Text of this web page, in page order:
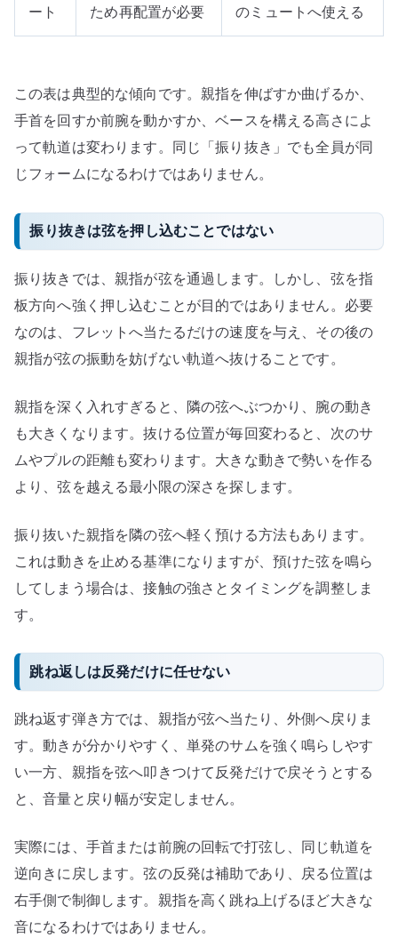
ート ため再配置が必要 のミュートへ使える
この表は典型的な傾向です。親指を伸ばすか曲げるか、
手首を回すか前腕を動かすか、ベースを構える高さによ
って軌道は変わります。同じ「振り抜き」でも全員が同
じフォームになるわけではありません。
振り抜きは弦を押し込むことではない
振り抜きでは、親指が弦を通過します。しかし、弦を指
板方向へ強く押し込むことが目的ではありません。必要
なのは、フレットへ当たるだけの速度を与え、その後の
親指が弦の振動を妨げない軌道へ抜けることです。
親指を深く入れすぎると、隣の弦へぶつかり、腕の動き
も大きくなります。抜ける位置が毎回変わると、次のサ
ムやプルの距離も変わります。大きな動きで勢いを作る
より、弦を越える最小限の深さを探します。
振り抜いた親指を隣の弦へ軽く預ける方法もあります。
これは動きを止める基準になりますが、預けた弦を鳴ら
してしまう場合は、接触の強さとタイミングを調整しま
す。
跳ね返しは反発だけに任せない
跳ね返す弾き方では、親指が弦へ当たり、外側へ戻りま
す。動きが分かりやすく、単発のサムを強く鳴らしやす
い一方、親指を弦へ叩きつけて反発だけで戻そうとする
と、音量と戻り幅が安定しません。
実際には、手首または前腕の回転で打弦し、同じ軌道を
逆向きに戻します。弦の反発は補助であり、戻る位置は
右手側で制御します。親指を高く跳ね上げるほど大きな
音になるわけではありません。